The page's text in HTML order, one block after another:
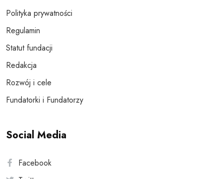
Polityka prywatności
Regulamin
Statut fundacji
Redakcja
Rozwój i cele
Fundatorki i Fundatorzy
Social Media
Facebook